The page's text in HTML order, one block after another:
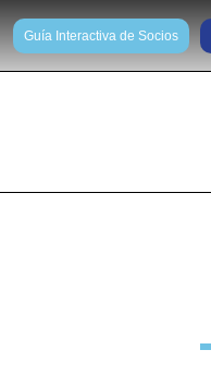
Guía Interactiva de Socios